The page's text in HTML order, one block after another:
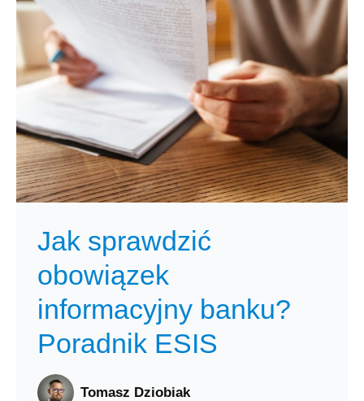
Jak sprawdzić
obowiązek
informacyjny banku?
Poradnik ESIS
Tomasz Dziobiak